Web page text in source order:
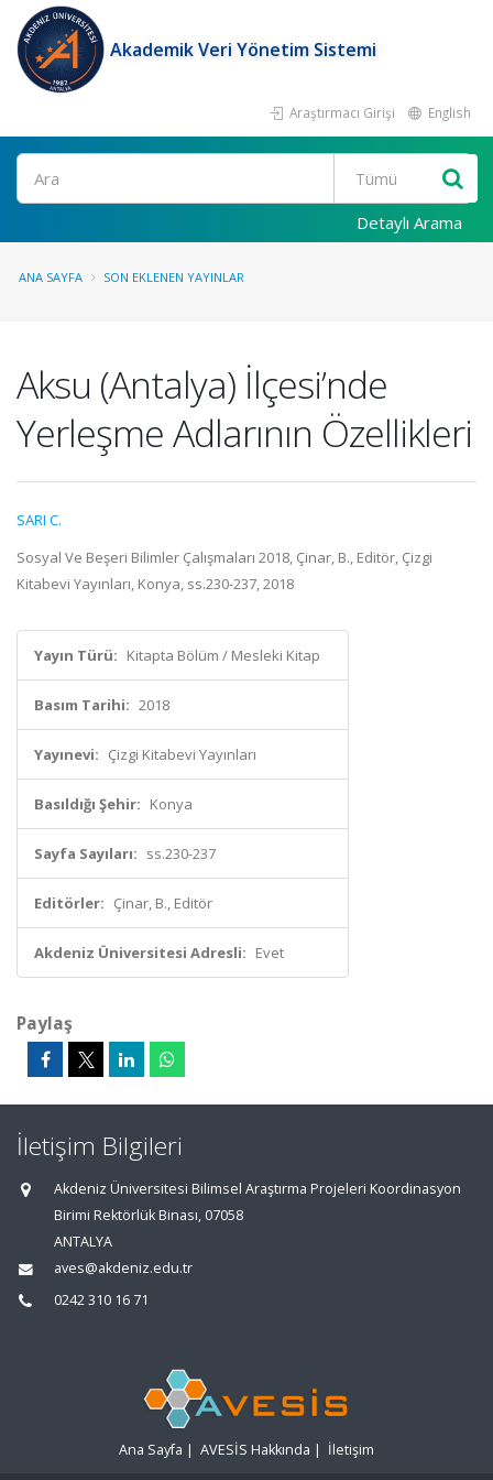
Akademik Veri Yönetim Sistemi
Araştırmacı Girişi English
Ara
Detaylı Arama
ANA SAYFA SON EKLENEN YAYINLAR
Aksu (Antalya) İlçesi’nde
Yerleşme Adlarının Özellikleri
SARI C.
Sosyal Ve Beşeri Bilimler Çalışmaları 2018, Çinar, B., Editör, Çizgi
Kitabevi Yayınları, Konya, ss.230-237, 2018
Yayın Türü: Kitapta Bölüm / Mesleki Kitap
Basım Tarihi: 2018
Yayınevi: Çizgi Kitabevi Yayınları
Basıldığı Şehir: Konya
Sayfa Sayıları: ss.230-237
Editörler: Çinar, B., Editör
Akdeniz Üniversitesi Adresli: Evet
Paylaş
İletişim Bilgileri
Akdeniz Üniversitesi Bilimsel Araştırma Projeleri Koordinasyon
Birimi Rektörlük Binası, 07058
ANTALYA
aves@akdeniz.edu.tr
0242 310 16 71
Ana Sayfa | AVESİS Hakkında | İletişim